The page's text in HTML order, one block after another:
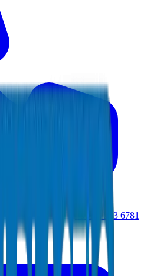
+971 6 543 6781